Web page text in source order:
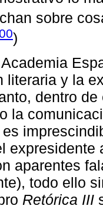
sobre
)
literaria y la
dentro
la
expresidente
aparentes
todo ello
Retórica III